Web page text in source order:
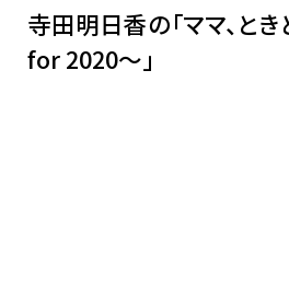
寺田明日香の「ママ、と
for 2020〜」